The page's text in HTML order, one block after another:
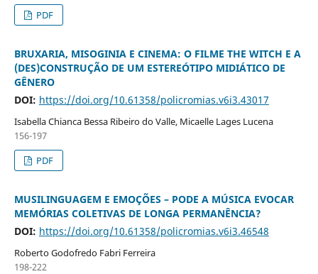
PDF
BRUXARIA, MISOGINIA E CINEMA: O FILME THE WITCH E A
(DES)CONSTRUÇÃO DE UM ESTEREÓTIPO MIDIÁTICO DE
GÊNERO
DOI: https://doi.org/10.61358/policromias.v6i3.43017
Isabella Chianca Bessa Ribeiro do Valle, Micaelle Lages Lucena
156-197
PDF
MUSILINGUAGEM E EMOÇÕES – PODE A MÚSICA EVOCAR
MEMÓRIAS COLETIVAS DE LONGA PERMANÊNCIA?
DOI: https://doi.org/10.61358/policromias.v6i3.46548
Roberto Godofredo Fabri Ferreira
198-222